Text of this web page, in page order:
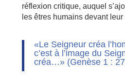
réflexion critique, auquel
les êtres humains devant leur
«Le Seigneur créa
c’est à l’image du
créa…» (Genèse 1 :